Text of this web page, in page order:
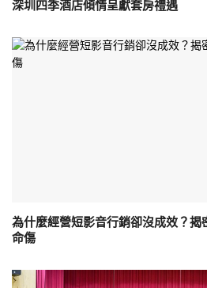
深圳四季酒店傾情呈獻套房禮遇
為什麼經營短影音行銷卻沒成效？揭
命傷